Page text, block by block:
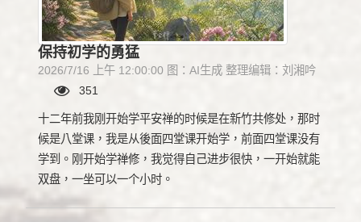
保持初学的勇猛
2026/7/16 上午 12:00:00 图：AI生成 整理编辑：刘湘吟
351
十二年前我刚开始学平安禅的时候是在新竹共修处，那时
候是八堂课，我是从後面四堂课开始学，前面四堂课没有
学到。刚开始学禅修，我觉得自己进步很快，一开始就能
双盘，一坐可以一个小时。